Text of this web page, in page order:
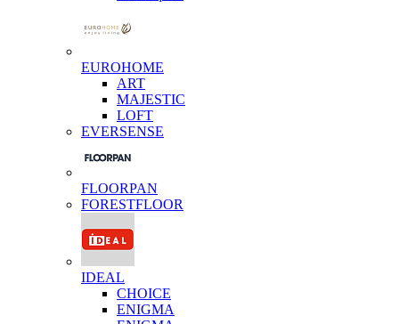
EUROHOME
ART
MAJESTIC
LOFT
EVERSENSE
FLOORPAN
FORESTFLOOR
IDEAL
CHOICE
ENIGMA